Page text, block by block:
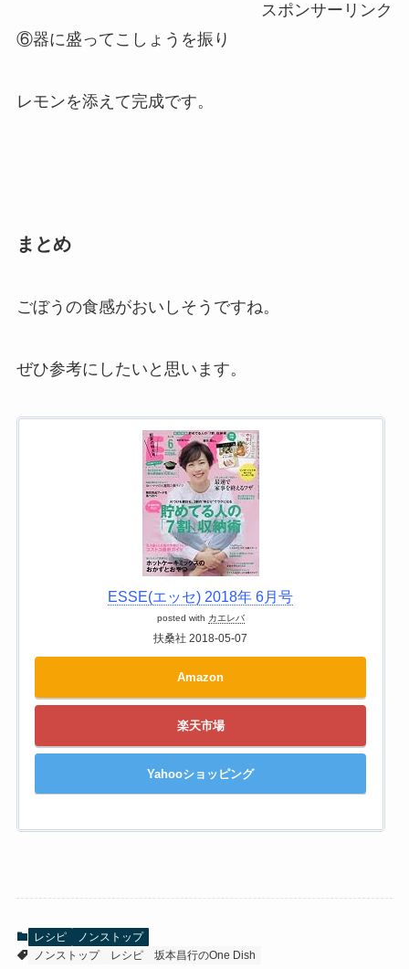
スポンサーリンク
⑥器に盛ってこしょうを振り
レモンを添えて完成です。
まとめ
ごぼうの食感がおいしそうですね。
ぜひ参考にしたいと思います。
ESSE(エッセ) 2018年 6月号
posted with カエレバ
扶桑社 2018-05-07
Amazon
楽天市場
Yahooショッピング
レシピ
ノンストップ
ノンストップ
レシピ 坂本昌行のOne Dish